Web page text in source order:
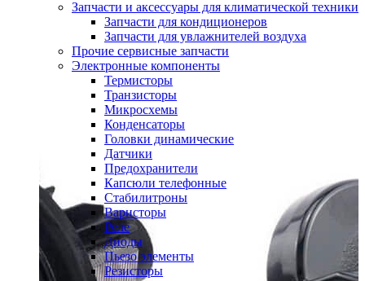
Запчасти и аксессуары для климатической техники
Запчасти для кондиционеров
Запчасти для увлажнителей воздуха
Прочие сервисные запчасти
Электронные компоненты
Термисторы
Транзисторы
Микросхемы
Конденсаторы
Головки динамические
Датчики
Предохранители
Капсюли телефонные
Стабилитроны
Варисторы
Реле
Диоды
Пьезо элементы
Резисторы